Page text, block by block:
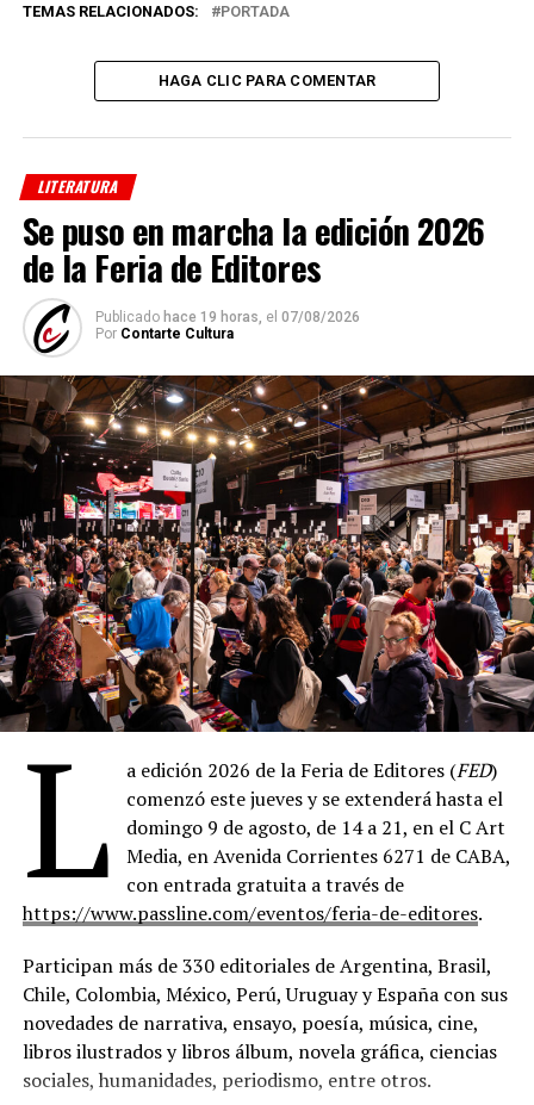
TEMAS RELACIONADOS: PORTADA
HAGA CLIC PARA COMENTAR
LITERATURA
Se puso en marcha la edición 2026
de la Feria de Editores
Publicado hace 19 horas, el 07/08/2026
Por Contarte Cultura
L a edición 2026 de la Feria de Editores (FED)
comenzó este jueves y se extenderá hasta el
domingo 9 de agosto, de 14 a 21, en el C Art
Media, en Avenida Corrientes 6271 de CABA,
con entrada gratuita a través de
https://www.passline.com/eventos/feria-de-editores.
Participan más de 330 editoriales de Argentina, Brasil,
Chile, Colombia, México, Perú, Uruguay y España con sus
novedades de narrativa, ensayo, poesía, música, cine,
libros ilustrados y libros álbum, novela gráfica, ciencias
sociales, humanidades, periodismo, entre otros.